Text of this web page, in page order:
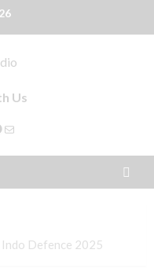
Us
Defence 2025